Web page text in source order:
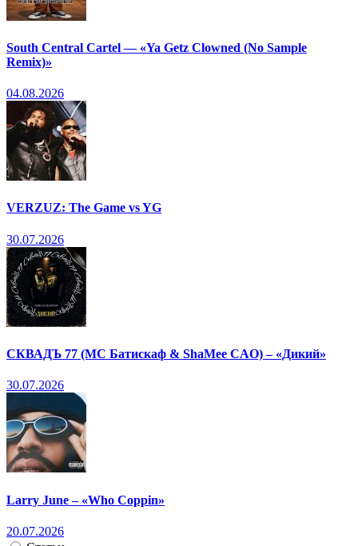
South Central Cartel — «Ya Getz Clowned (No Sample
Remix)»
04.08.2026
VERZUZ: The Game vs YG
30.07.2026
СКВАДЪ 77 (МС Батискаф & ShaMee CAO) – «Дикий»
30.07.2026
Larry June – «Who Coppin»
20.07.2026